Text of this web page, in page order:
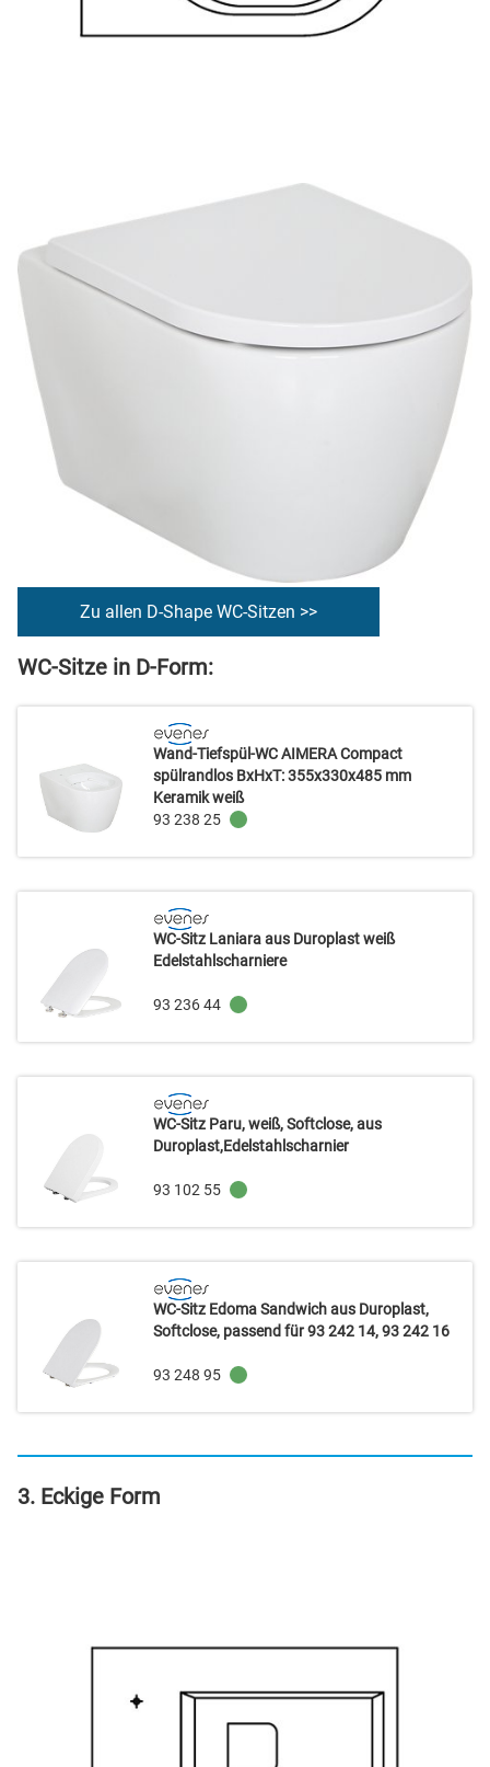
Zu allen D-Shape WC-Sitzen >>
WC-Sitze in D-Form:
93 238 25
Wand-Tiefspül-WC AIMERA Compact
spülrandlos BxHxT: 355x330x485 mm
Keramik weiß
93 236 44
WC-Sitz Laniara aus Duroplast weiß
Edelstahlscharniere
93 102 55
WC-Sitz Paru, weiß, Softclose, aus
Duroplast,Edelstahlscharnier
93 248 95
WC-Sitz Edoma Sandwich aus Duroplast,
Softclose, passend für 93 242 14, 93 242 16
3. Eckige Form